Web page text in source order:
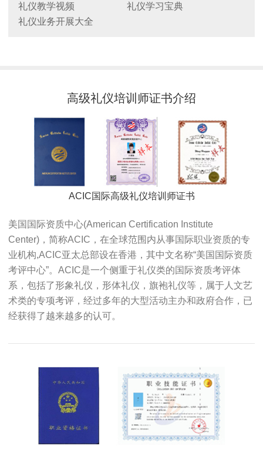
礼仪教学视频
礼仪学习宝典
礼仪业务开展大全
高级礼仪培训师证书介绍
ACIC国际高级礼仪培训师证书
美国国际资质中心(American Certification Institute
Center)，简称ACIC，在全球范围内从事国际职业资质的专
业机构,ACIC亚太总部设在香港，其中文名称“美国国际资质
考评中心”。ACIC是一个侧重于礼仪类的国际资质考评体
系，包括了形象礼仪，形体礼仪，旗袍礼仪等，属于人文艺
术类的专项考评，经过多年的大型活动主办和政府合作，已
经获得了越来越多的认可。